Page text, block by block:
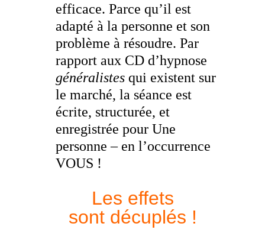
efficace. Parce qu’il est
adapté à la personne et son
problème à résoudre.Par
rapport aux CD d’hypnose
généralistes qui existent sur
le marché, la séance est
écrite, structurée, et
enregistrée pour Une
personne – en l’occurrence
VOUS !
Les effets
sont décuplés !